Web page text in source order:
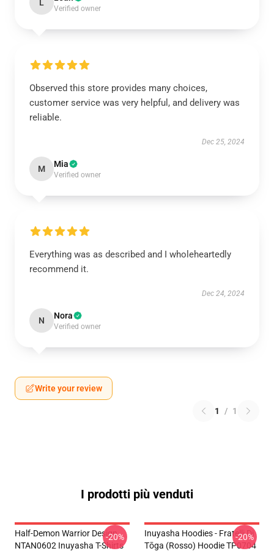
L
Verified owner
Observed this store provides many choices,
customer service was very helpful, and delivery was
reliable.
Dec 25, 2024
M Mia
Verified owner
Everything was as described and I wholeheartedly
recommend it.
Dec 24, 2024
N Nora
Verified owner
Write your review
1 / 1
I prodotti più venduti
Half-Demon Warrior Design
NTAN0602 Inuyasha T-Shirts
-20%
Inuyasha Hoodies - Fratelli Di
Tōga (rosso) Hoodie TP0704
-20%